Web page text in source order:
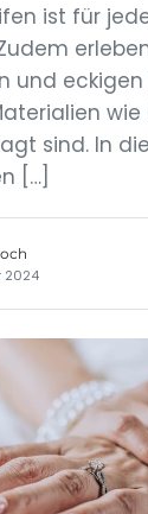
ist für
und
wie
sind. In
[…]
2024